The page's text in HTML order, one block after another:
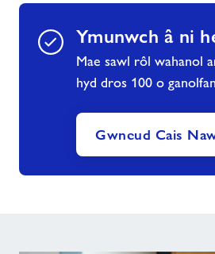
Ymunwch â ni
Mae sawl rôl wahanol
hyd dros 100 o
Gwneud Cais